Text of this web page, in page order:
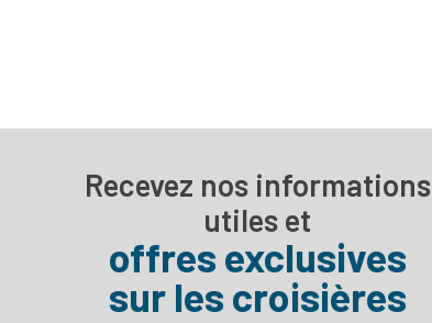
Recevez nos informations
utiles et
offres exclusives
sur les croisières